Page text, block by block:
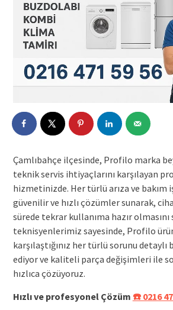
Çamlıbahçe ilçesinde, Profilo marka
teknik servis ihtiyaçlarını karşılayan
hizmetinizde. Her türlü arıza ve bakım
güvenilir ve hızlı çözümler sunarak,
sürede tekrar kullanıma hazır olmasını
teknisyenlerimiz sayesinde, Profilo
karşılaştığınız her türlü sorunu
ediyor ve kaliteli parça değişimleri ile
hızlıca çözüyoruz.
Hızlı ve profesyonel Çözüm ☎️ 0216